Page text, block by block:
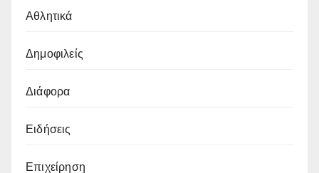
Αθλητικά
Δημοφιλείς
Διάφορα
Ειδήσεις
Επιχείρηση